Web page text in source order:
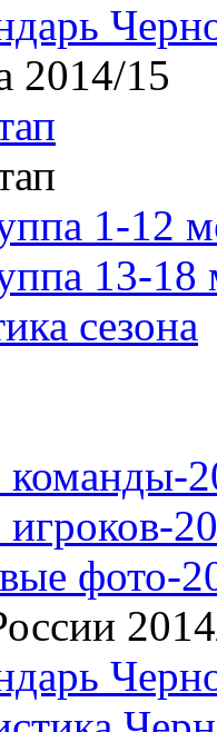
2014/15
1-12
13-18
сезона
фото-